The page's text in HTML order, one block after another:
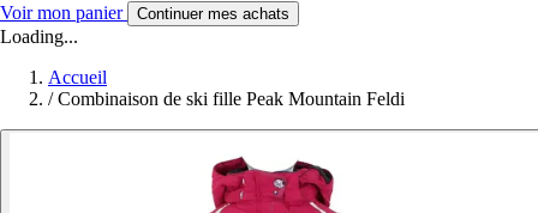
Voir mon panier Continuer mes achats
Loading...
Accueil
/ Combinaison de ski fille Peak Mountain Feldi